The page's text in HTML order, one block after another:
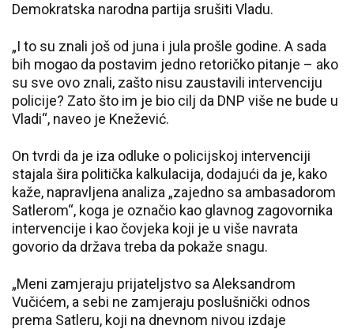
Demokratska narodna partija srušiti Vladu.
„I to su znali još od juna i jula prošle godine. A sada
bih mogao da postavim jedno retoričko pitanje – ako
su sve ovo znali, zašto nisu zaustavili intervenciju
policije? Zato što im je bio cilj da DNP više ne bude u
Vladi“, naveo je Knežević.
On tvrdi da je iza odluke o policijskoj intervenciji
stajala šira politička kalkulacija, dodajući da je, kako
kaže, napravljena analiza „zajedno sa ambasadorom
Satlerom“, koga je označio kao glavnog zagovornika
intervencije i kao čovjeka koji je u više navrata
govorio da država treba da pokaže snagu.
„Meni zamjeraju prijateljstvo sa Aleksandrom
Vučićem, a sebi ne zamjeraju poslušnički odnos
prema Satleru, koji na dnevnom nivou izdaje